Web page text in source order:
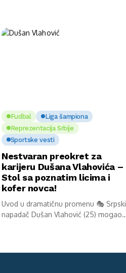
Fudbal
Liga šampiona
Reprezentacija Srbije
Sportske vesti
Nestvaran preokret za
karijeru Dušana Vlahovića –
Stol sa poznatim licima i
kofer novca!
Uvod u dramatičnu promenu 🎭 Srpski
napadač Dušan Vlahović (25) mogao